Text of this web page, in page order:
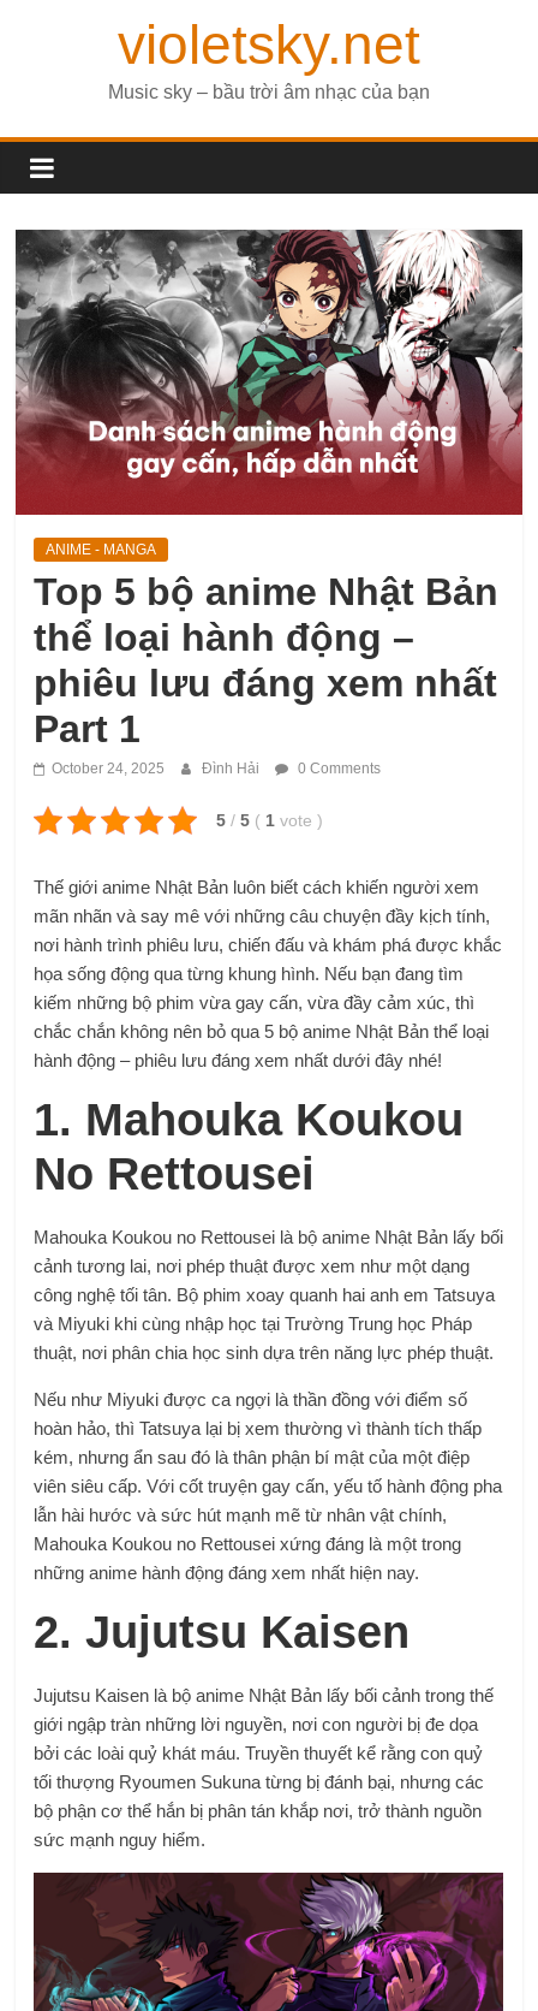
violetsky.net
Music sky – bầu trời âm nhạc của bạn
ANIME - MANGA
Top 5 bộ anime Nhật Bản
thể loại hành động –
phiêu lưu đáng xem nhất
Part 1
October 24, 2025 Đình Hải 0 Comments
5 / 5 ( 1 vote)
Thế giới anime Nhật Bản luôn biết cách khiến người xem
mãn nhãn và say mê với những câu chuyện đầy kịch tính,
nơi hành trình phiêu lưu, chiến đấu và khám phá được khắc
họa sống động qua từng khung hình. Nếu bạn đang tìm
kiếm những bộ phim vừa gay cấn, vừa đầy cảm xúc, thì
chắc chắn không nên bỏ qua 5 bộ anime Nhật Bản thể loại
hành động – phiêu lưu đáng xem nhất dưới đây nhé!
1. Mahouka Koukou
No Rettousei
Mahouka Koukou no Rettousei là bộ anime Nhật Bản lấy bối
cảnh tương lai, nơi phép thuật được xem như một dạng
công nghệ tối tân. Bộ phim xoay quanh hai anh em Tatsuya
và Miyuki khi cùng nhập học tại Trường Trung học Pháp
thuật, nơi phân chia học sinh dựa trên năng lực phép thuật.
Nếu như Miyuki được ca ngợi là thần đồng với điểm số
hoàn hảo, thì Tatsuya lại bị xem thường vì thành tích thấp
kém, nhưng ẩn sau đó là thân phận bí mật của một điệp
viên siêu cấp. Với cốt truyện gay cấn, yếu tố hành động pha
lẫn hài hước và sức hút mạnh mẽ từ nhân vật chính,
Mahouka Koukou no Rettousei xứng đáng là một trong
những anime hành động đáng xem nhất hiện nay.
2. Jujutsu Kaisen
Jujutsu Kaisen là bộ anime Nhật Bản lấy bối cảnh trong thế
giới ngập tràn những lời nguyền, nơi con người bị đe dọa
bởi các loài quỷ khát máu. Truyền thuyết kể rằng con quỷ
tối thượng Ryoumen Sukuna từng bị đánh bại, nhưng các
bộ phận cơ thể hắn bị phân tán khắp nơi, trở thành nguồn
sức mạnh nguy hiểm.